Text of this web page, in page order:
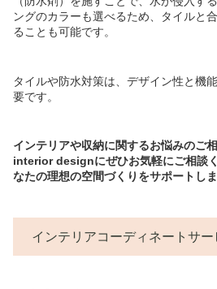
ングのカラーも選べるため、タイルと
ることも可能です。
タイルや防水対策は、デザイン性と機
要です。
インテリアや収納に関するお悩みのご
interior designにぜひお気軽にご相談
なたの理想の空間づくりをサポートしま
インテリアコーディネートサー